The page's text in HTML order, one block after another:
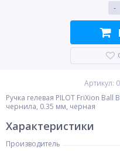
-
Артикул:
Ручка гелевая PILOT FriXion Ball
чернила, 0.35 мм, черная
Характеристики
Производитель